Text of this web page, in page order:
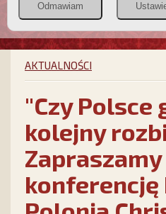
POZNAJ APOSTOLAT
AKTUALNOŚCI
"Czy Polsce
kolejny
Zapraszamy
konferencję
Odmawiam